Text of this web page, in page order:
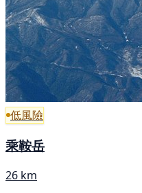
低風險
乘鞍岳
26 km